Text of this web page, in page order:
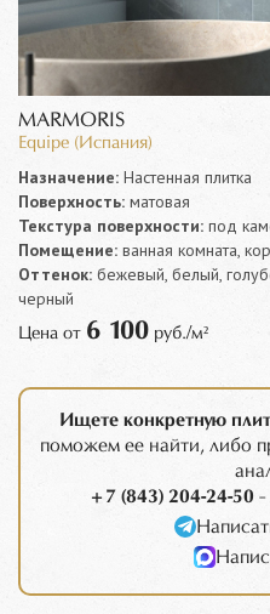
MARMORIS
Equipe (Испания)
Назначение: Настенная плитка
Поверхность: матовая
Текстура поверхности: под
Помещение: ванная комната,
Оттенок: бежевый, белый,
черный
Цена от 6 100 руб./м²
Ищете конкретную
поможем ее найти, либо
+7 (843) 204-24-50-